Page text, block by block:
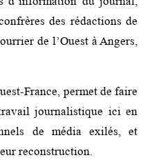
des rédactions de
de l’Ouest à Angers,
France, permet de faire
journalistique ici en
de média exilés, et
reconstruction.